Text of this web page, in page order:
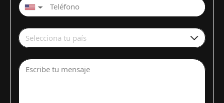
▼
Selecciona tu país
Escribe tu mensaje